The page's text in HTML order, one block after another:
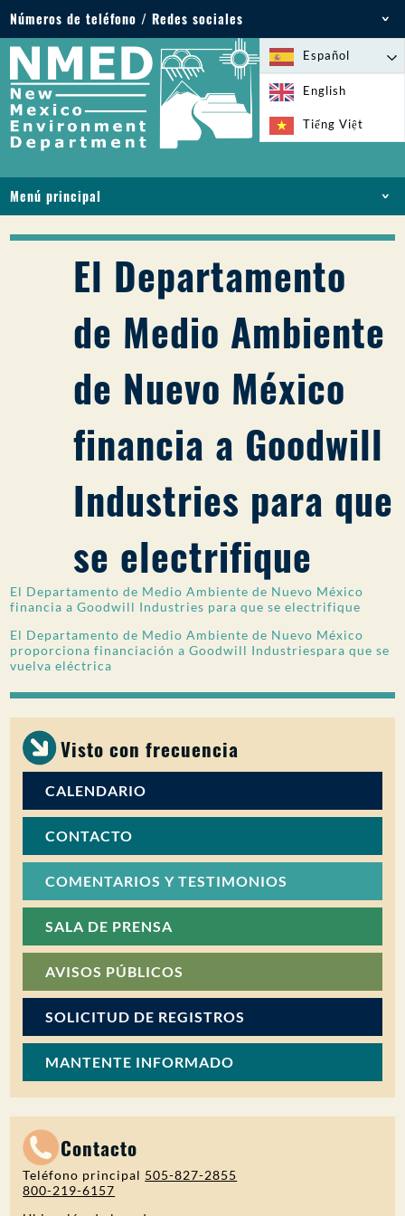
Números de teléfono / Redes sociales
Teléfono: 505-827-2855
1-800-219-6157
Emergencias medioambientales: 505-827-9329
(24 horas)
Español
English
Tiếng Việt
Menú principal
LICENCIAS Y PERMISOS
CUMPLIMIENTO Y EJECUCIÓN
PFAS EN NM
FINANCIACIÓN
SERVICIOS EN LÍNEA
BIBLIOTECA
PARTICIPACIÓN DEL PÚBLICO
El Departamento
de Medio Ambiente
de Nuevo México
financia a Goodwill
Industries para que
se electrifique
El Departamento de Medio Ambiente de Nuevo México
financia a Goodwill Industries para que se electrifique
El Departamento de Medio Ambiente de Nuevo México
proporciona financiación a Goodwill Industriespara que se
vuelva eléctrica
Visto con frecuencia
CALENDARIO
CONTACTO
COMENTARIOS Y TESTIMONIOS
SALA DE PRENSA
AVISOS PÚBLICOS
SOLICITUD DE REGISTROS
MANTENTE INFORMADO
Contacto
Teléfono principal 505-827-2855
800-219-6157